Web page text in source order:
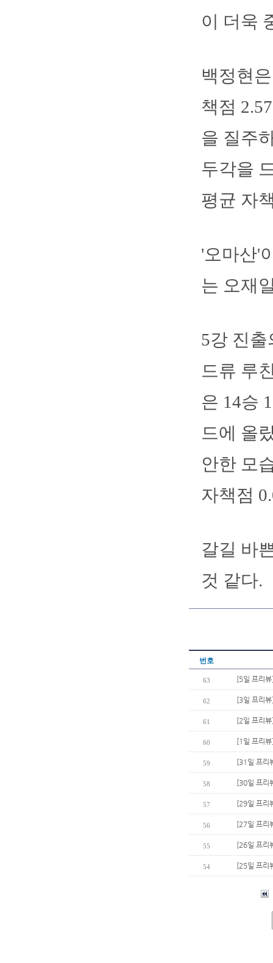
이 더욱
백정현
책점
을 질주
두각을
평균 자
'오마산'
는 오재
5강 진
드류 루
은 14승
드에 올
안한 모
자책점
갈길 바
것 같다.
번호
63 [5일 프리
62 [3일 프리
61 [2일 프리
60 [1일 프리
59 [31일 프리
58 [30일 프리
57 [29일 프리
56 [27일 프리
55 [26일 프리
54 [25일 프리